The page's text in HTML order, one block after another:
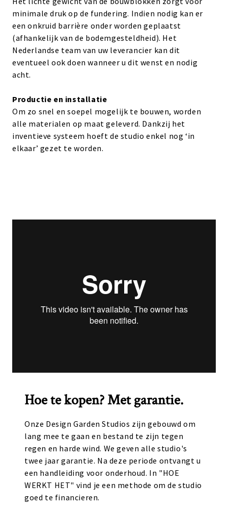
minimale druk op de fundering. Indien nodig kan er
een onkruid barrière onder worden geplaatst
(afhankelijk van de bodemgesteldheid). Het
Nederlandse team van uw leverancier kan dit
eventueel ook doen wanneer u dit wenst en nodig
acht.
Productie en installatie
Om zo snel en soepel mogelijk te bouwen, worden
alle materialen op maat geleverd. Dankzij het
inventieve systeem hoeft de studio enkel nog ‘in
elkaar’ gezet te worden.
Hoe te kopen? Met garantie.
Onze Design Garden Studios zijn gebouwd om
lang mee te gaan en bestand te zijn tegen
regen en harde wind. We geven alle studio's
twee jaar garantie. Na deze periode ontvangt u
een handleiding voor onderhoud. In "HOE
WERKT HET" vind je een methode om de studio
goed te financieren.